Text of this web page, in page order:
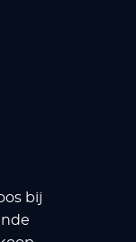
bij